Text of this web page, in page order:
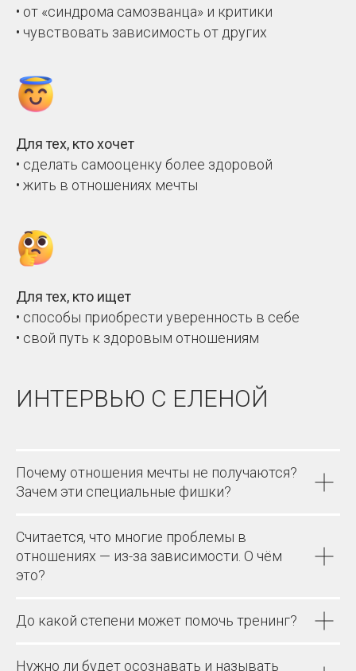
•‎ от «синдрома самозванца» и критики
•‎ чувствовать зависимость от других
Для тех, кто хочет
•‎ сделать самооценку более здоровой
•‎ жить в отношениях мечты
Для тех, кто ищет
•‎ способы приобрести уверенность в себе
•‎ свой путь к здоровым отношениям
ИНТЕРВЬЮ С ЕЛЕНОЙ
Почему отношения мечты не получаются?
Зачем эти специальные фишки?
Считается, что многие проблемы в
отношениях — из-за зависимости. О чём
это?
До какой степени может помочь тренинг?
Нужно ли будет осознавать и называть